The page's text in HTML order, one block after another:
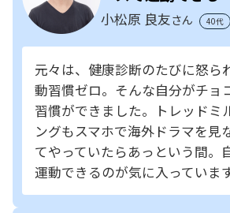
小松原 良友さん 40代
元々は、健康診断のたびに怒ら
動習慣ゼロ。そんな自分がチョ
習慣ができました。トレッドミ
ングもスマホで海外ドラマを見
てやっていたらあっという間。
運動できるのが気に入っています